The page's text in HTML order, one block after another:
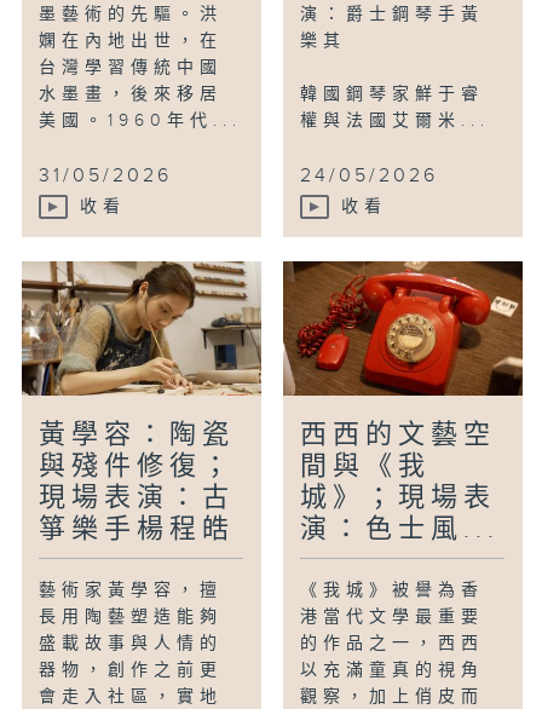
墨藝術的先驅。洪
嫻在內地出世，在
台灣學習傳統中國
水墨畫，後來移居
美國。1960年代...
31/05/2026
收看
演：爵士鋼琴手黃
樂其
韓國鋼琴家鮮于睿
權與法國艾爾米...
24/05/2026
收看
黃學容：陶瓷
與殘件修復；
現場表演：古
箏樂手楊程皓
藝術家黃學容，擅
長用陶藝塑造能夠
盛載故事與人情的
器物，創作之前更
會走入社區，實地
西西的文藝空
間與《我
城》；現場表
演：色士風...
《我城》被譽為香
港當代文學最重要
的作品之一，西西
以充滿童真的視角
觀察，加上俏皮而